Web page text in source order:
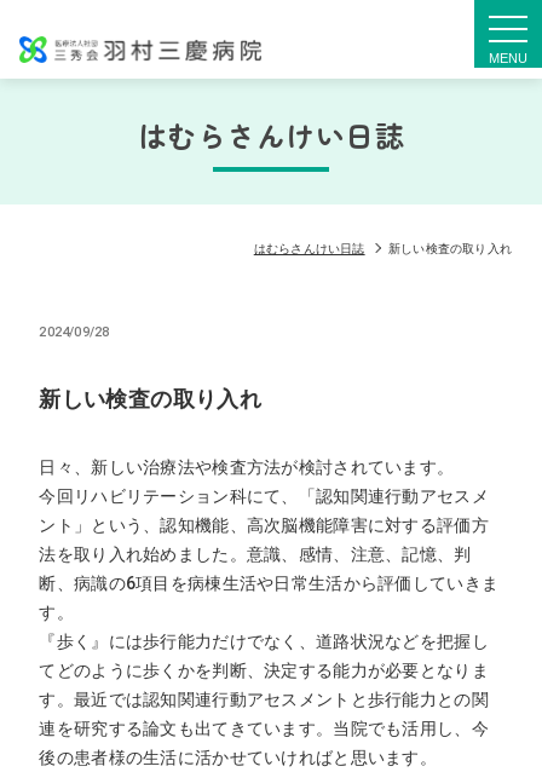
はむらさんけい日誌
はむらさんけい日誌 新しい検査の取り入れ
2024/09/28
新しい検査の取り入れ
日々、新しい治療法や検査方法が検討されています。
今回リハビリテーション科にて、「認知関連行動アセスメ
ント」という、認知機能、高次脳機能障害に対する評価方
法を取り入れ始めました。意識、感情、注意、記憶、判
断、病識の6項目を病棟生活や日常生活から評価していきま
す。
『歩く』には歩行能力だけでなく、道路状況などを把握し
てどのように歩くかを判断、決定する能力が必要となりま
す。最近では認知関連行動アセスメントと歩行能力との関
連を研究する論文も出てきています。当院でも活用し、今
後の患者様の生活に活かせていければと思います。